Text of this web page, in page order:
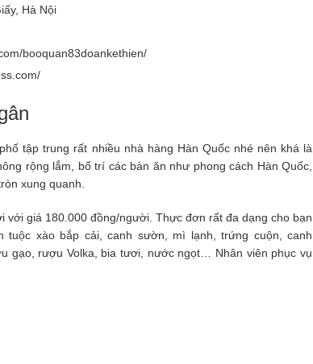
Hà Nội
booquan83doankethien/
tập trung rất nhiều nhà hàng Hàn Quốc nhé nên khá là
rộng lắm, bố trí các bàn ăn như phong cách Hàn Quốc,
xung quanh.
với giá 180.000 đồng/người. Thực đơn rất đa dạng cho bạn
tuộc xào bắp cải, canh sườn, mì lạnh, trứng cuộn, canh
gạo, rượu Volka, bia tươi, nước ngọt… Nhân viên phục vụ